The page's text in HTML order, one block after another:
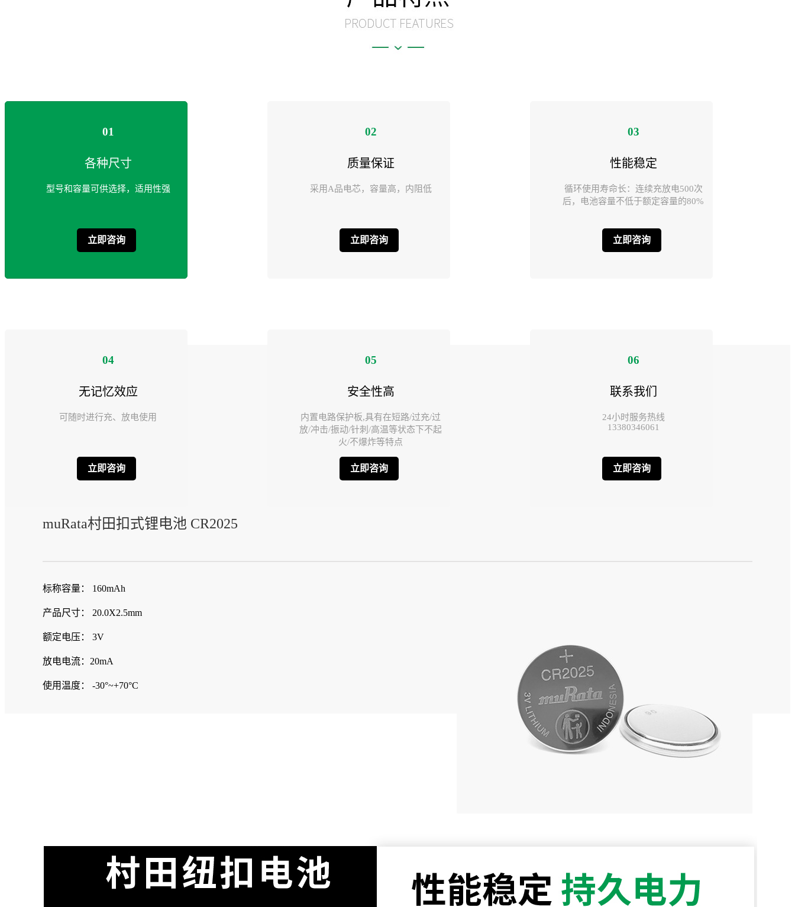
01
各种尺寸
型号和容量可供选择，适用性强
立即咨询
02
质量保证
采用A品电芯，容量高，内阻低
立即咨询
03
性能稳定
循环使用寿命长：连续充放电500次
后，电池容量不低于额定容量的80%
立即咨询
04
无记忆效应
可随时进行充、放电使用
立即咨询
05
安全性高
内置电路保护板,具有在短路/过充/过
放/冲击/振动/针刺/高温等状态下不起
火/不爆炸等特点
立即咨询
06
联系我们
24小时服务热线
13380346061
立即咨询
muRata村田扣式锂电池 CR2025
标称容量： 160mAh
产品尺寸： 20.0X2.5mm
额定电压： 3V
放电电流：20mA
使用温度： -30°~+70°C